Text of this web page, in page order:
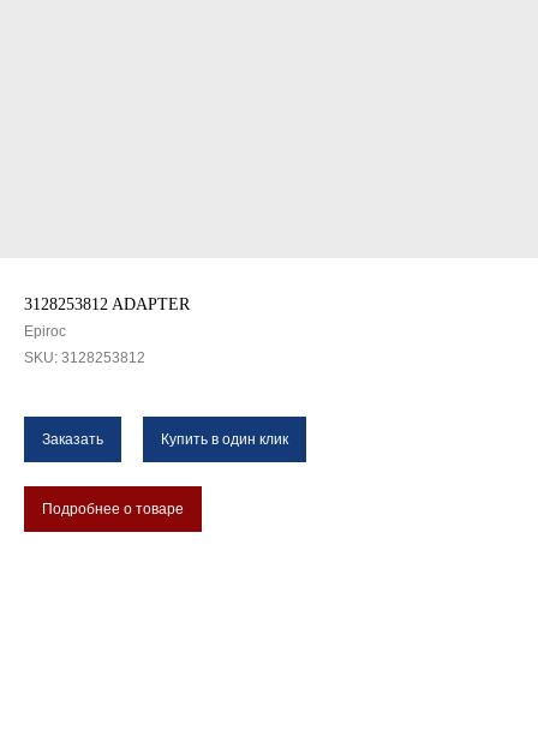
3128253812 ADAPTER
Epiroc
SKU: 3128253812
Заказать Купить в один клик
Подробнее о товаре